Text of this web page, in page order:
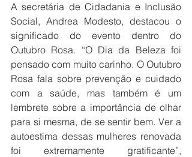
A secretária de Cidadania e Inclusão
Social, Andrea Modesto, destacou o
significado do evento dentro do
Outubro Rosa. “O Dia da Beleza foi
pensado com muito carinho. O Outubro
Rosa fala sobre prevenção e cuidado
com a saúde, mas também é um
lembrete sobre a importância de olhar
para si mesma, de se sentir bem. Ver a
autoestima dessas mulheres renovada
foi extremamente gratificante”,